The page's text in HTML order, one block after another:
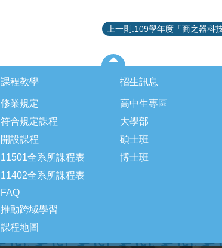
課程教學
修業規定
符合規定課程
開設課程
11501全系所課程表
11402全系所課程表
FAQ
推動跨域學習
課程地圖
招生訊息
高中生專區
大學部
碩士班
博士班